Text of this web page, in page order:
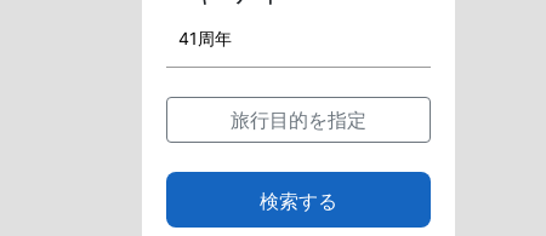
旅行目的を指定
検索する